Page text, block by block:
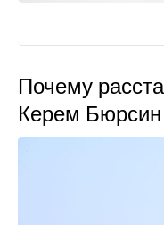
Почему
Керем Бюрсин